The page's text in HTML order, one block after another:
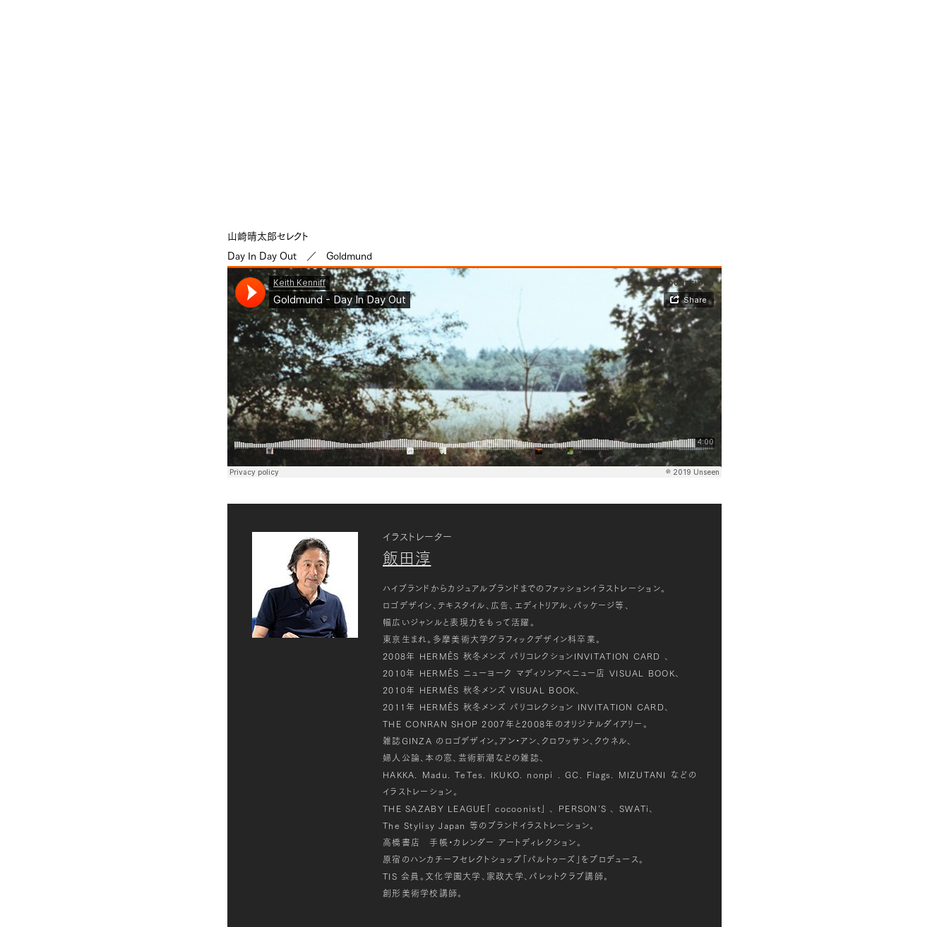
山崎晴太郎セレクト
Day In Day Out ／ Goldmund
イラストレーター
飯田淳
ハイブランドからカジュアルブランドまでのファッションイラストレーション。
ロゴデザイン、テキスタイル、広告、エディトリアル、パッケージ等、
幅広いジャンルと表現力をもって活躍。
東京生まれ。多摩美術大学グラフィックデザイン科卒業。
2008年 HERMÊS 秋冬メンズ パリコレクションINVITATION CARD 、
2010年 HERMÊS ニューヨーク マディソンアベニュー店 VISUAL BOOK、
2010年 HERMÊS 秋冬メンズ VISUAL BOOK、
2011年 HERMÊS 秋冬メンズ パリコレクション INVITATION CARD、
THE CONRAN SHOP 2007年と2008年のオリジナルダイアリー。
雑誌GINZA のロゴデザイン。アン・アン、クロワッサン、クウネル、
婦人公論、本の窓、芸術新潮などの雑誌、
HAKKA. Madu. TeTes. IKUKO. nonpi . GC. Flags. MIZUTANI などの
イラストレーション。
THE SAZABY LEAGUE「 cocoonist」 、 PERSON’S 、 SWATi、
The Stylisy Japan 等のブランドイラストレーション。
高橋書店 手帳・カレンダー アートディレクション。
原宿のハンカチーフセレクトショップ「パルトゥーズ」をプロデュース。
TIS 会員。文化学園大学、家政大学、パレットクラブ講師。
創形美術学校講師。